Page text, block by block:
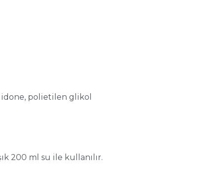
polietilen glikol
200 ml su ile kullanılır.